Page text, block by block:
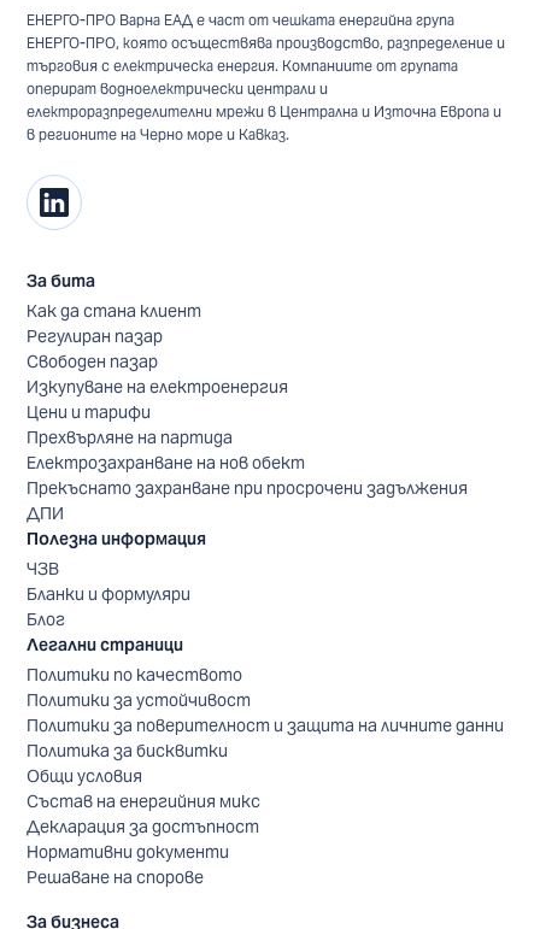
ЕНЕРГО-ПРО Варна ЕАД е част от чешката енергийна група
ЕНЕРГО-ПРО, която осъществява производство, разпределение и
търговия с електрическа енергия. Компаниите от групата
оперират водноелектрически централи и
електроразпределителни мрежи в Централна и Източна Европа и
в регионите на Черно море и Кавказ.
За бита
Как да стана клиент
Регулиран пазар
Свободен пазар
Изкупуване на електроенергия
Цени и тарифи
Прехвърляне на партида
Електрозахранване на нов обект
Прекъснато захранване при просрочени задължения
ДПИ
Полезна информация
ЧЗВ
Бланки и формуляри
Блог
Легални страници
Политики по качеството
Политики за устойчивост
Политики за поверителност и защита на личните данни
Политика за бисквитки
Общи условия
Състав на енергийния микс
Декларация за достъпност
Нормативни документи
Решаване на спорове
За бизнеса